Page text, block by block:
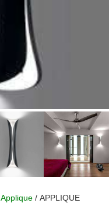
Applique / APPLIQUE